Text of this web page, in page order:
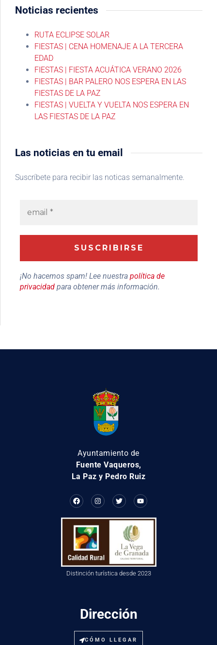
Noticias recientes
RUTA ECLIPSE SOLAR
FIESTAS | CENA HOMENAJE A LA TERCERA
EDAD
FIESTAS | FIESTA ACUÁTICA VERANO 2026
FIESTAS | BAR PALERO NOS ESPERA EN LAS
FIESTAS DE LA PAZ
FIESTAS | VUELTA Y VUELTA NOS ESPERA EN
LAS FIESTAS DE LA PAZ
Las noticias en tu email
Suscríbete para recibir las noticas semanalmente.
¡No hacemos spam! Lee nuestra política de
privacidad para obtener más información.
Ayuntamiento de
Fuente Vaqueros,
La Paz y Pedro Ruiz
Distinción turística desde 2023
Dirección
CÓMO LLEGAR